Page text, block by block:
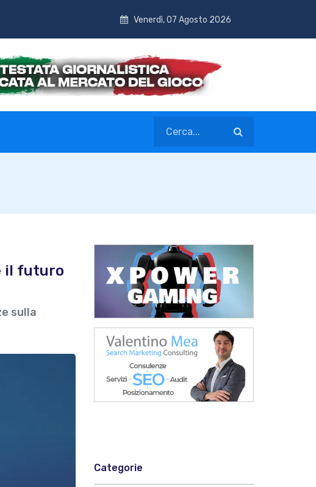
Venerdì, 07 Agosto 2026
il futuro
sulla
Categorie